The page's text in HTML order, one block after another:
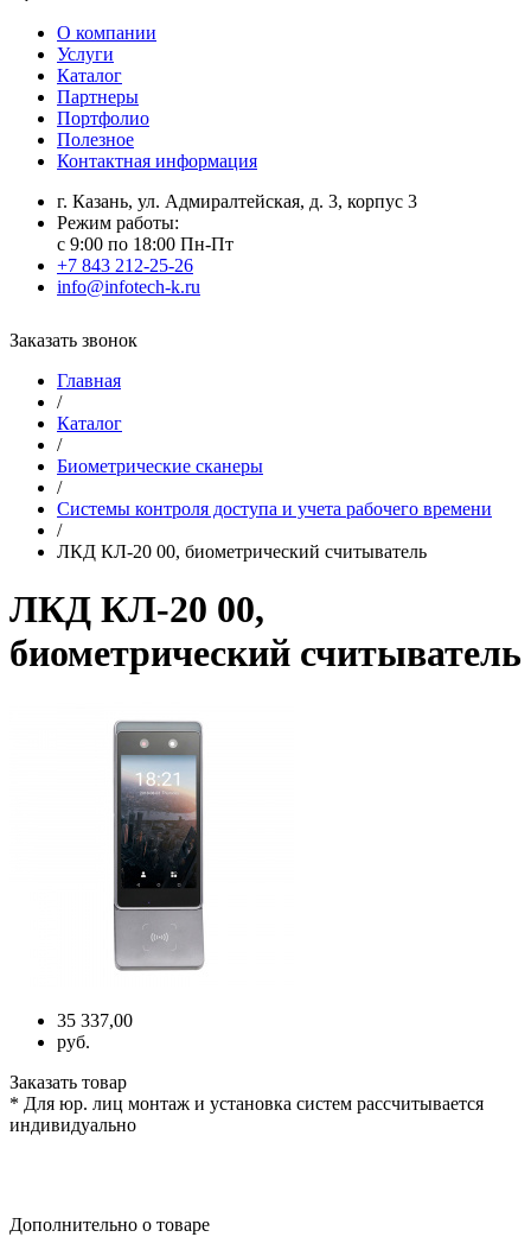
О компании
Услуги
Каталог
Партнеры
Портфолио
Полезное
Контактная информация
г. Казань, ул. Адмиралтейская, д. 3, корпус 3
Режим работы:
с 9:00 по 18:00 Пн-Пт
+7 843 212-25-26
info@infotech-k.ru
Заказать звонок
Главная
/
Каталог
/
Биометрические сканеры
/
Системы контроля доступа и учета рабочего времени
/
ЛКД КЛ-20 00, биометрический считыватель
ЛКД КЛ-20 00,
биометрический считыватель
35 337,00
руб.
Заказать товар
* Для юр. лиц монтаж и установка систем рассчитывается
индивидуально
Дополнительно о товаре